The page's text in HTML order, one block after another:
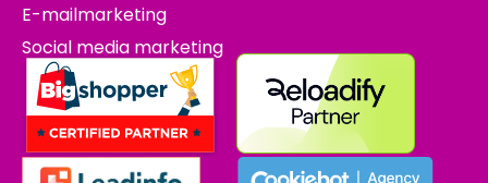
E-mailmarketing
Social media marketing